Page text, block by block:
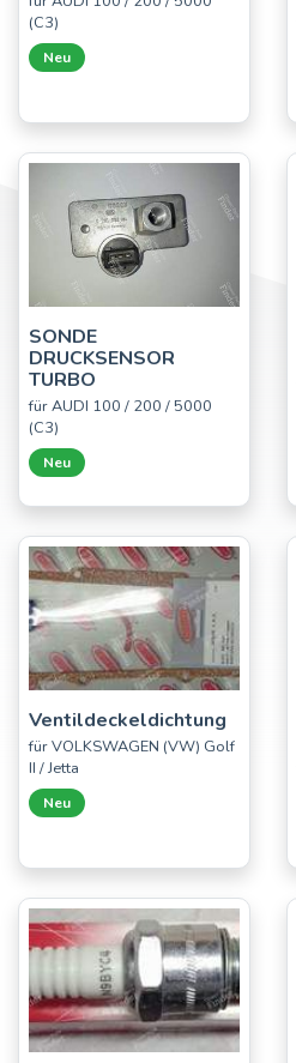
(C3)
Neu
SONDE
DRUCKSENSOR
TURBO
für AUDI 100 / 200 / 5000
(C3)
Neu
Ventildeckeldichtung
für VOLKSWAGEN (VW) Golf
II / Jetta
Neu